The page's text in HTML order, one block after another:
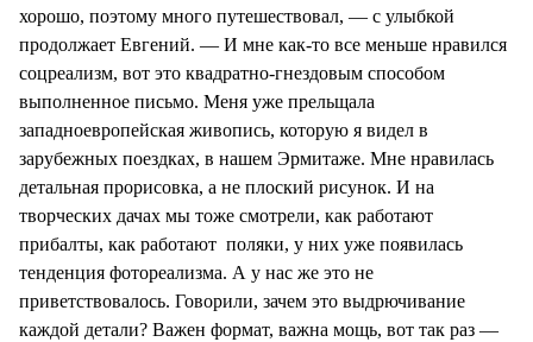
хорошо, поэтому много путешествовал, — с улыбкой
продолжает Евгений. — И мне как-то все меньше нравился
соцреализм, вот это квадратно-гнездовым способом
выполненное письмо. Меня уже прельщала
западноевропейская живопись, которую я видел в
зарубежных поездках, в нашем Эрмитаже. Мне нравилась
детальная прорисовка, а не плоский рисунок. И на
творческих дачах мы тоже смотрели, как работают
прибалты, как работают поляки, у них уже появилась
тенденция фотореализма. А у нас же это не
приветствовалось. Говорили, зачем это выдрючивание
каждой детали? Важен формат, важна мощь, вот так раз —